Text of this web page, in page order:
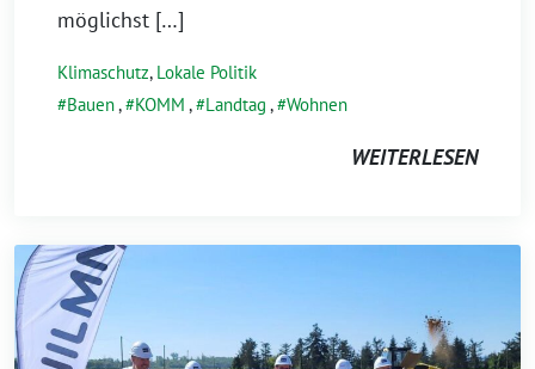
möglichst […]
Klimaschutz, Lokale Politik
Bauen, KOMM , Landtag , Wohnen
WEITERLESEN